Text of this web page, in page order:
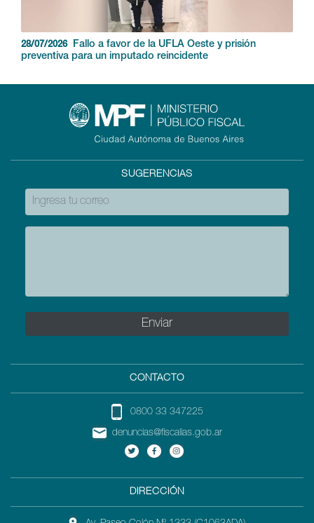
28/07/2026
Fallo a favor de la UFLA Oeste y prisión
preventiva para un imputado reincidente
SUGERENCIAS
CONTACTO
0800 33 347225
denuncias@fiscalias.gob.ar
DIRECCIÓN